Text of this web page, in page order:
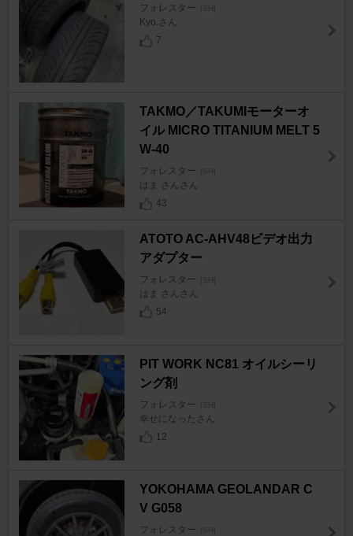
フォレスター
Kyo.さん
7
TAKMO／TAKUMIモーターオ
イル MICRO TITANIUM MELT 5
W-40
フォレスター
はま さんさん
43
ATOTO AC-AHV48ビデオ出力
アダプター
フォレスター [SH]
はま さんさん
54
PIT WORK NC81 オイルシーリ
ング剤
フォレスター [SH]
幸せになったさん
12
YOKOHAMA GEOLANDAR C
V G058
フォレスター [SH]